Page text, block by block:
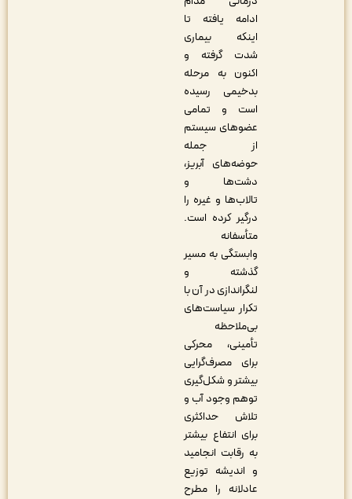
ادامه یافته تا
اینکه بیماری
شدت گرفته و
اکنون به مرحله
بدخیمی رسیده
است و تمامی
عضوهای سیستم
از جمله
حوضه‌های آبریز،
دشت‌ها و
تالاب‌ها و غیره را
درگیر کرده است.
متأسفانه
وابستگی به مسیر
گذشته و
لنگراندازی در آن با
تکرار سیاست‌های
بی‌ملاحظه
تأمینی، محرکی
برای مصرف‌گرایی
بیشتر و شکل‌گیری
توهم وجود آب و
تلاش حداکثری
برای انتفاع بیشتر
به رقابت انجامید
و اندیشه توزیع
عادلانه را مطرح